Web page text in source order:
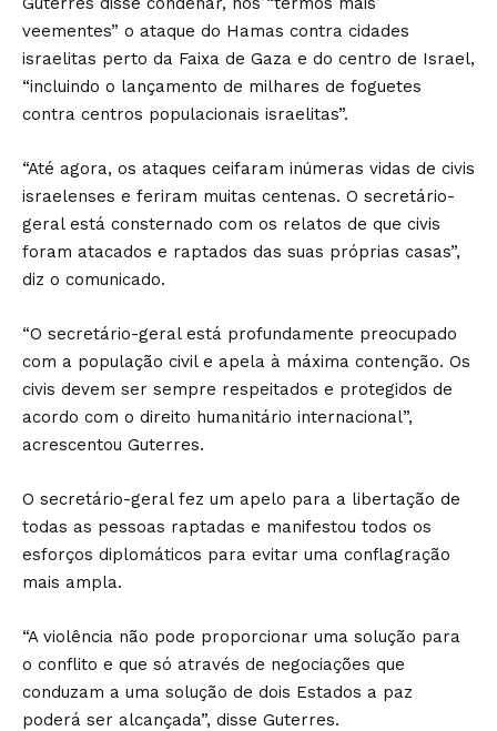
veementes” o ataque do Hamas contra cidades
israelitas perto da Faixa de Gaza e do centro de Israel,
“incluindo o lançamento de milhares de foguetes
contra centros populacionais israelitas”.
“Até agora, os ataques ceifaram inúmeras vidas de civis
israelenses e feriram muitas centenas. O secretário-
geral está consternado com os relatos de que civis
foram atacados e raptados das suas próprias casas”,
diz o comunicado.
“O secretário-geral está profundamente preocupado
com a população civil e apela à máxima contenção. Os
civis devem ser sempre respeitados e protegidos de
acordo com o direito humanitário internacional”,
acrescentou Guterres.
O secretário-geral fez um apelo para a libertação de
todas as pessoas raptadas e manifestou todos os
esforços diplomáticos para evitar uma conflagração
mais ampla.
“A violência não pode proporcionar uma solução para
o conflito e que só através de negociações que
conduzam a uma solução de dois Estados a paz
poderá ser alcançada”, disse Guterres.